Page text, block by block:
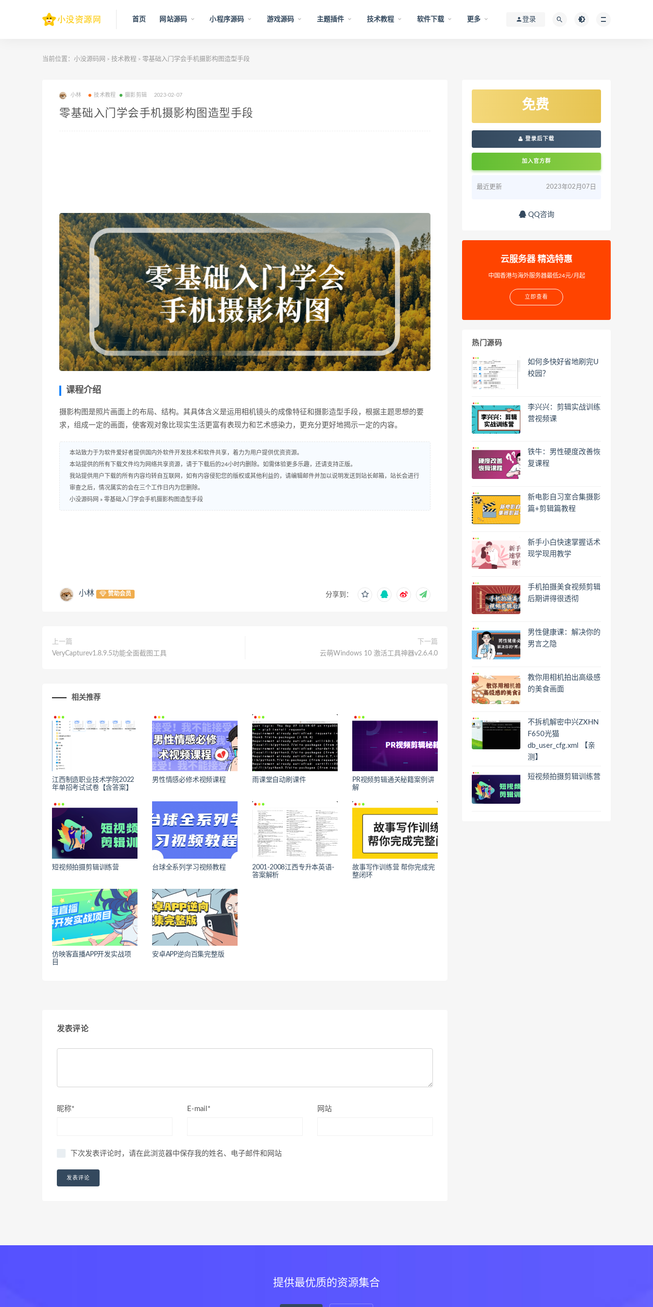
首页 网站源码 小程序源码 游戏源码 主题插件 技术教程 软件下载 更多 登录
当前位置： 小没源码网 > 技术教程 > 零基础入门学会手机摄影构图造型手段
小林 技术教程 摄影剪辑 2023-02-07
零基础入门学会手机摄影构图造型手段
课程介绍
摄影构图是照片画面上的布局、结构。其具体含义是运用相机镜头的成像特征和摄影造型手段，根据主题思想的要
求，组成一定的画面，使客观对象比现实生活更富有表现力和艺术感染力，更充分更好地揭示一定的内容。
本站致力于为软件爱好者提供国内外软件开发技术和软件共享，着力为用户提供优资资源。
本站提供的所有下载文件均为网络共享资源，请于下载后的24小时内删除。如需体验更多乐趣，还请支持正版。
我站提供用户下载的所有内容均转自互联网，如有内容侵犯您的版权或其他利益的，请编辑邮件并加以说明发送到站长邮箱，站长会进行
审查之后，情况属实的会在三个工作日内为您删除。
小没源码网 » 零基础入门学会手机摄影构图造型手段
小林 赞助会员 分享到：
上一篇
VeryCapturev1.8.9.5功能全面截图工具
下一篇
云萌Windows 10 激活工具神器v2.6.4.0
相关推荐
江西制造职业技术学院2022
年单招考试试卷【含答案】
男性情感必修术视频课程 雨课堂自动刷课件
PR视频剪辑通关秘籍案例讲
解
短视频拍摄剪辑训练营 台球全系列学习视频教程
2001-2008江西专升本英语-
答案解析
故事写作训练营 帮你完成完
整闭环
仿映客直播APP开发实战项
目
安卓APP逆向百集完整版
发表评论
昵称* E-mail* 网站
下次发表评论时，请在此浏览器中保存我的姓名、电子邮件和网站
免费
登录后下载
加入官方群
最近更新 2023年02月07日
QQ咨询
云服务器 精选特惠
中国香港与海外服务器最低24元/月起
立即查看
热门源码
如何多快好省地刷完U
校园？
李兴兴：剪辑实战训练
营视频课
铁牛：男性硬度改善恢
复课程
新电影自习室合集摄影
篇+剪辑篇教程
新手小白快速掌握话术
现学现用教学
手机拍摄美食视频剪辑
后期讲得很透彻
男性健康课：解决你的
男言之隐
教你用相机拍出高级感
的美食画面
不拆机解密中兴ZXHN
F650光猫
db_user_cfg.xml 【亲
测】
短视频拍摄剪辑训练营
提供最优质的资源集合